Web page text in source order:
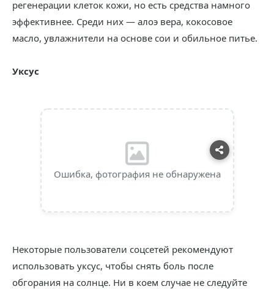
регенерации клеток кожи, но есть средства намного
эффективнее. Среди них — алоэ вера, кокосовое
масло, увлажнители на основе сои и обильное питье.
Уксус
Ошибка, фотография не обнаружена
Некоторые пользователи соцсетей рекомендуют
использовать уксус, чтобы снять боль после
обгорания на солнце. Ни в коем случае не следуйте